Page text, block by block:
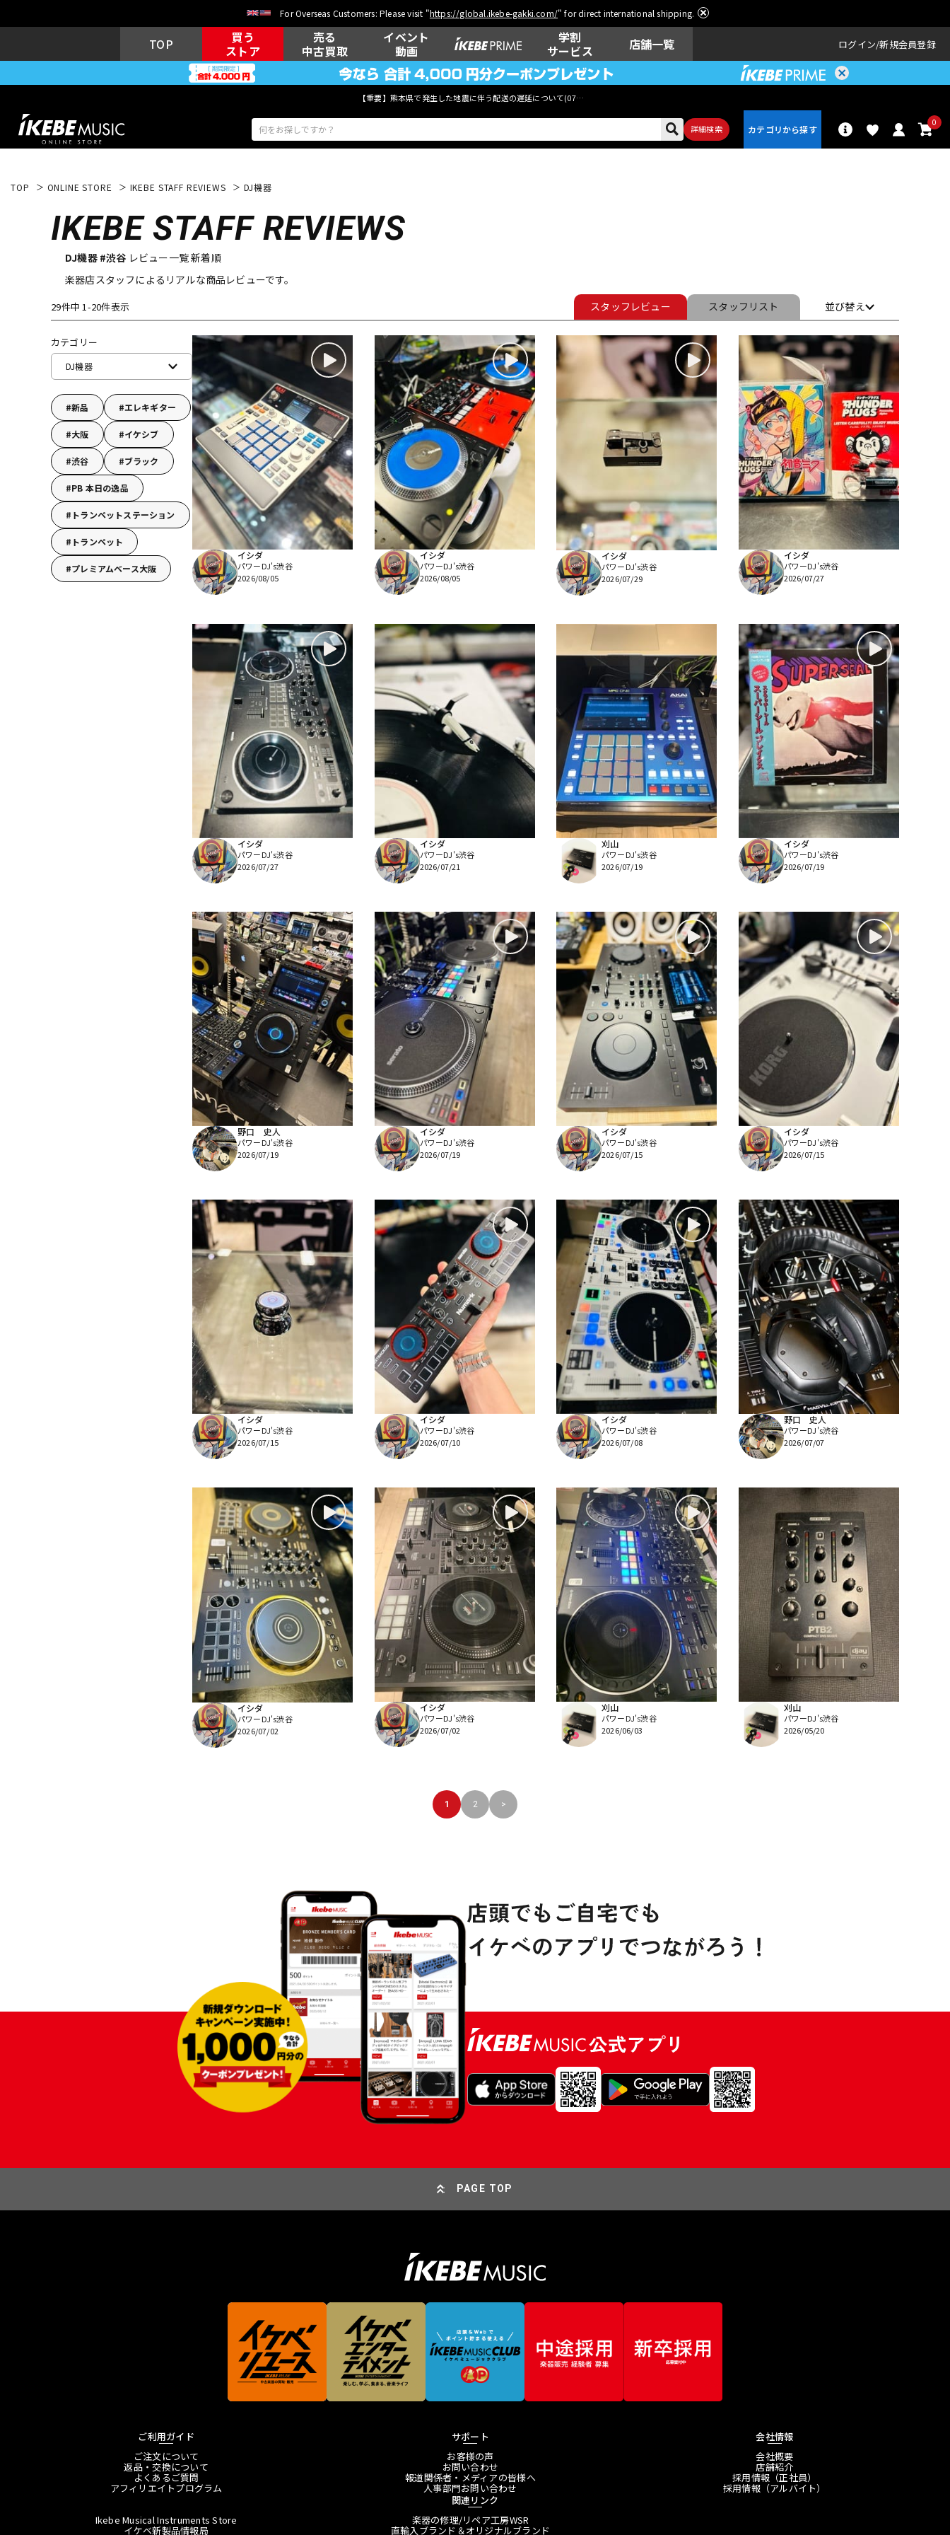
For Overseas Customers: Please visit "https://global.ikebe-gakki.com/" for direct international shipping.
TOP
買う
ストア
売る
中古買取
イベント
動画
学割
サービス
店舗一覧 ログイン 新規会員登録
【重要】熊本県で発生した地震に伴う配送の遅延について(07月29日
詳細検索
0
アコギ/エレ
キーボード
DTM DTM オンラ
イン納品
レコーディン
グ機器
配信/ライブ
機器
楽器アクセサ
リ
中古 ヴィンテージ
TOP ONLINE STORE IKEBE STAFF REVIEWS DJ機器
IKEBE STAFF REVIEWS
DJ機器 #渋谷 レビュー一覧 新着順
楽器店スタッフによるリアルな商品レビューです。
29件中 1-20件表示 スタッフ レビュー スタッフ リスト 並び替え
カテゴリー
DJ機器
新品 エレキギター
大阪 イケシブ
渋谷 ブラック
PB 本日の逸品
トランペットステーション
トランペット
プレミアムベース大阪
イシダ
パワーDJ's渋谷
2026/08/05
イシダ
パワーDJ's渋谷
2026/08/05
イシダ
パワーDJ's渋谷
2026/07/29
イシダ
パワーDJ's渋谷
2026/07/27
イシダ
パワーDJ's渋谷
2026/07/27
イシダ
パワーDJ's渋谷
2026/07/21
刈山
パワーDJ's渋谷
2026/07/19
イシダ
パワーDJ's渋谷
2026/07/19
野口 史人
パワーDJ's渋谷
2026/07/19
イシダ
パワーDJ's渋谷
2026/07/19
イシダ
パワーDJ's渋谷
2026/07/15
イシダ
パワーDJ's渋谷
2026/07/15
イシダ
パワーDJ's渋谷
2026/07/15
イシダ
パワーDJ's渋谷
2026/07/10
イシダ
パワーDJ's渋谷
2026/07/08
野口 史人
パワーDJ's渋谷
2026/07/07
イシダ
パワーDJ's渋谷
2026/07/02
イシダ
パワーDJ's渋谷
2026/07/02
刈山
パワーDJ's渋谷
2026/06/03
刈山
パワーDJ's渋谷
2026/05/20
1 2 >
PAGE TOP
ご利用ガイド
ご注文について
返品・交換について
よくあるご質問
アフィリエイトプログラム
サポート
お客様の声
お問い合わせ
報道関係者・メディアの皆様へ
人事部門お問い合わせ
会社情報
会社概要
店舗紹介
採用情報（正社員）
採用情報（アルバイト）
関連リンク
Ikebe Musical Instruments Store
イケベ新製品情報局
楽器の修理/リペア工房WSR
直輸入ブランド＆オリジナルブランド